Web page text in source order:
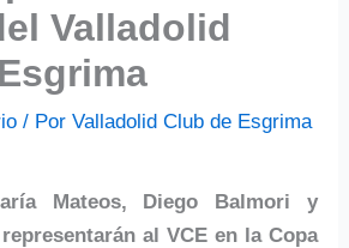
Valladolid
/ PorValladolid Club de Esgrima
Mateos, Diego Balmori y
al VCE en la Copa